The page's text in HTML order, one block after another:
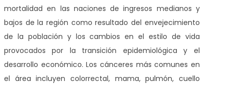
mortalidad en las naciones de ingresos medianos y
bajos de la región como resultado del envejecimiento
de la población y los cambios en el estilo de vida
provocados por la transición epidemiológica y el
desarrollo económico. Los cánceres más comunes en
el área incluyen colorrectal, mama, pulmón, cuello